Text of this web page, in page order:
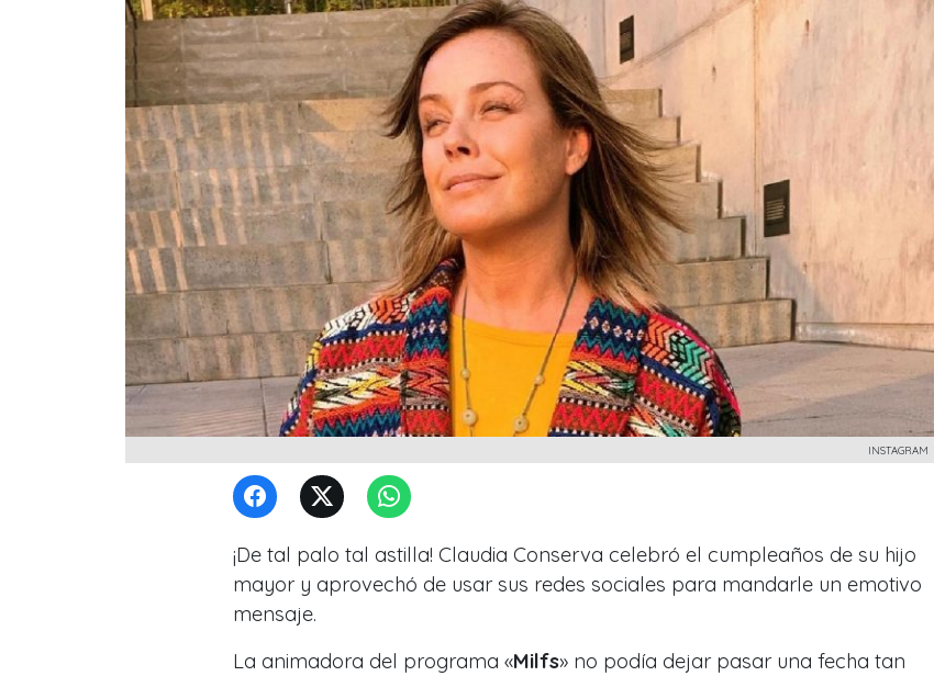
INSTAGRAM
¡De tal palo tal astilla! Claudia Conserva celebró el cumpleaños de su hijo
mayor y aprovechó de usar sus redes sociales para mandarle un emotivo
mensaje.
La animadora del programa «Milfs» no podía dejar pasar una fecha tan